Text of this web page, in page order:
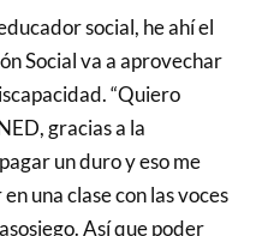
social, he ahí el
Social va a aprovechar
“Quiero
gracias a la
un duro y eso me
una clase con las voces
Así que poder